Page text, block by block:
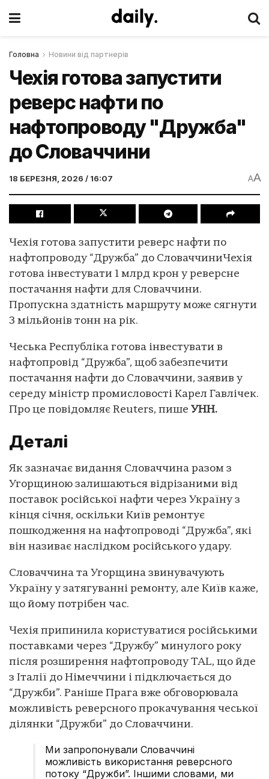
Головна Новини від партнерів
Чехія готова запустити
реверс нафти по
нафтопроводу "Дружба"
до Словаччини
18 БЕРЕЗНЯ, 2026 / 16:07 AA
Чехія готова запустити реверс нафти по
нафтопроводу “Дружба” до СловаччиниЧехія
готова інвестувати 1 млрд крон у реверсне
постачання нафти для Словаччини.
Пропускна здатність маршруту може сягнути
3 мільйонів тонн на рік.
Чеська Республіка готова інвестувати в
нафтопровід “Дружба”, щоб забезпечити
постачання нафти до Словаччини, заявив у
середу міністр промисловості Карел Гавлічек.
Про це повідомляє Reuters, пише УНН.
Деталі
Як зазначає видання Словаччина разом з
Угорщиною залишаються відрізаними від
поставок російської нафти через Україну з
кінця січня, оскільки Київ ремонтує
пошкодження на нафтопроводі “Дружба”, які
він називає наслідком російського удару.
Словаччина та Угорщина звинувачують
Україну у затягуванні ремонту, але Київ каже,
що йому потрібен час.
Чехія припинила користуватися російськими
поставками через “Дружбу” минулого року
після розширення нафтопроводу TAL, що йде
з Італії до Німеччини і підключається до
“Дружби”. Раніше Прага вже обговорювала
можливість реверсного прокачування чеської
ділянки “Дружби” до Словаччини.
Ми запропонували Словаччині
можливість використання реверсного
потоку “Дружби”. Іншими словами, ми